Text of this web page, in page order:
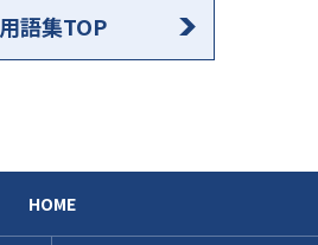
用語集TOP
HOME